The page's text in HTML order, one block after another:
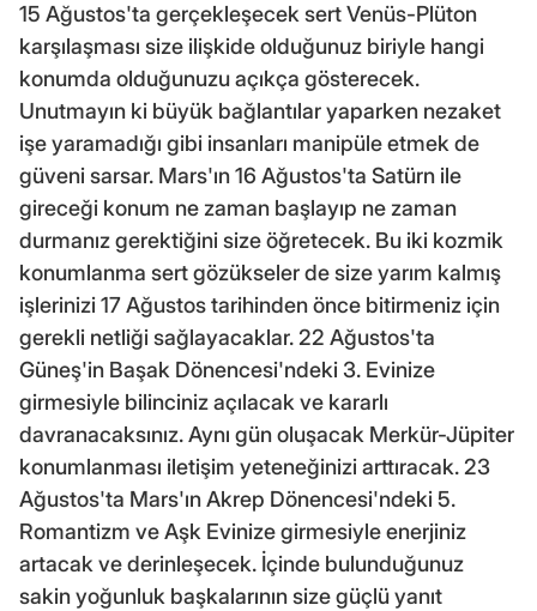
15 Ağustos'ta gerçekleşecek sert Venüs-Plüton
karşılaşması size ilişkide olduğunuz biriyle hangi
konumda olduğunuzu açıkça gösterecek.
Unutmayın ki büyük bağlantılar yaparken nezaket
işe yaramadığı gibi insanları manipüle etmek de
güveni sarsar. Mars'ın 16 Ağustos'ta Satürn ile
gireceği konum ne zaman başlayıp ne zaman
durmanız gerektiğini size öğretecek. Bu iki kozmik
konumlanma sert gözükseler de size yarım kalmış
işlerinizi 17 Ağustos tarihinden önce bitirmeniz için
gerekli netliği sağlayacaklar. 22 Ağustos'ta
Güneş'in Başak Dönencesi'ndeki 3. Evinize
girmesiyle bilinciniz açılacak ve kararlı
davranacaksınız. Aynı gün oluşacak Merkür-Jüpiter
konumlanması iletişim yeteneğinizi arttıracak. 23
Ağustos'ta Mars'ın Akrep Dönencesi'ndeki 5.
Romantizm ve Aşk Evinize girmesiyle enerjiniz
artacak ve derinleşecek. İçinde bulunduğunuz
sakin yoğunluk başkalarının size güçlü yanıt